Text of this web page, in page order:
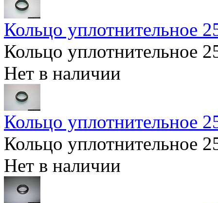
Кольцо уплотнительное
Кольцо уплотнительное
Нет в наличии
Кольцо уплотнительное
Кольцо уплотнительное
Нет в наличии